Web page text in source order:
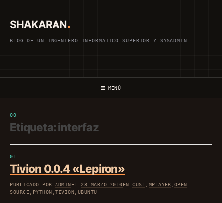
contenido
SHAKARAN
BLOG DE UN INGENIERO INFORMÁTICO SUPERIOR Y SYSADMIN
MENÚ
Etiqueta: interfaz
Tivion 0.0.4 «Lepiron»
PUBLICADO PORADMINEL28 MARZO 2010ENCUSL MPLAYER
OPEN
SOURCE
PYTHON ,TIVION UBUNTU